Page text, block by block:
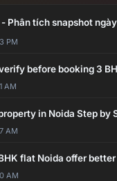
- Phân tích snapshot
PM
before booking 3
AM
in Noida Step by
AM
flat Noida offer
AM